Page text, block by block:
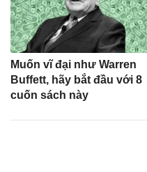
Muốn vĩ đại như Warren
Buffett, hãy bắt đầu với 8
cuốn sách này